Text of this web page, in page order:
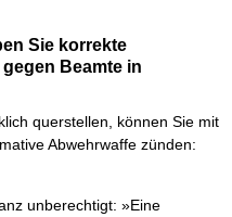
Sie korrekte
Beamte in
querstellen, können Sie mit
Abwehrwaffe zünden:
unberechtigt: »Eine